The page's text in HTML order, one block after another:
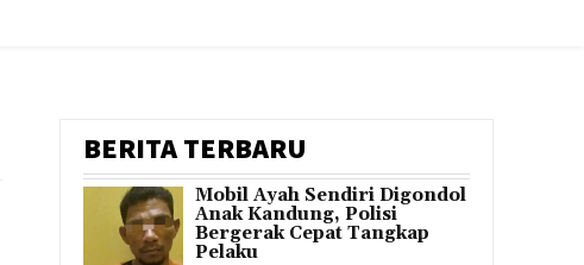
BERITA TERBARU
Mobil Ayah Sendiri Digondol
Anak Kandung, Polisi
Bergerak Cepat Tangkap
Pelaku